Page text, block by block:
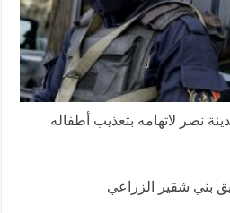
نصر لاتهامه بتعذيب أطفاله
بني شقير الزراعي